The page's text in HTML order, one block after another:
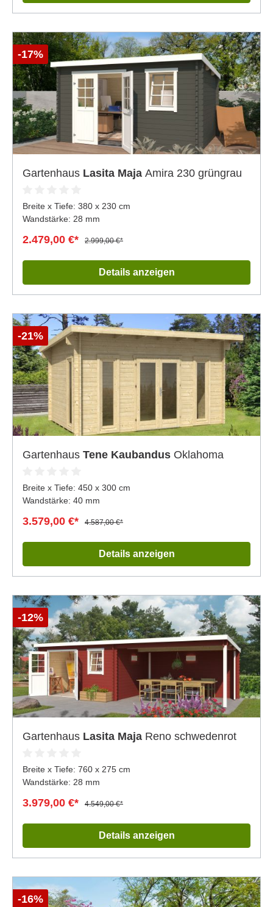
-17%
Gartenhaus Lasita Maja Amira 230 grüngrau
Breite x Tiefe: 380 x 230 cm
Wandstärke: 28 mm
2.479,00 €* 2.999,00 €*
Details anzeigen
-21%
Gartenhaus Tene Kaubandus Oklahoma
Breite x Tiefe: 450 x 300 cm
Wandstärke: 40 mm
3.579,00 €* 4.587,00 €*
Details anzeigen
-12%
Gartenhaus Lasita Maja Reno schwedenrot
Breite x Tiefe: 760 x 275 cm
Wandstärke: 28 mm
3.979,00 €* 4.549,00 €*
Details anzeigen
-16%